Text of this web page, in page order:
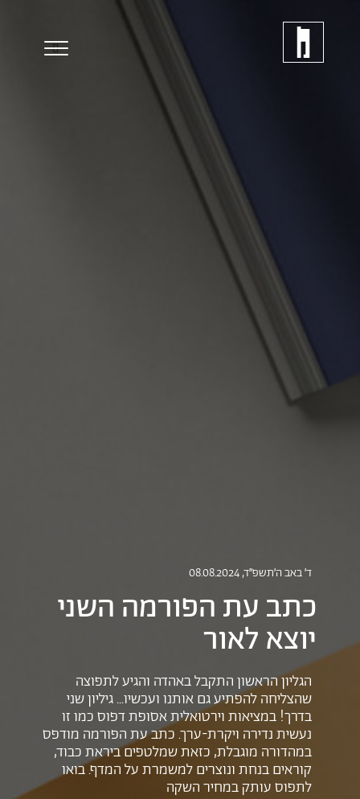
ד׳ באב ה׳תשפ״ד, 08.08.2024
כתב עת הפורמה השני
יוצא לאור
הגליון הראשון התקבל באהדה והגיע לתפוצה
שהצליחה להפתיע גם אותנו ועכשיו... גיליון שני
בדרך! במציאות וירטואלית אסופת דפוס כמו זו
נעשית נדירה ויקרת-ערך. כתב עת הפורמה מודפס
במהדורה מוגבלת, כזאת שמלטפים ביראת כבוד,
קוראים בנחת ונוצרים למשמרת על המדף. בואו
לתפוס עותק במחיר השקה